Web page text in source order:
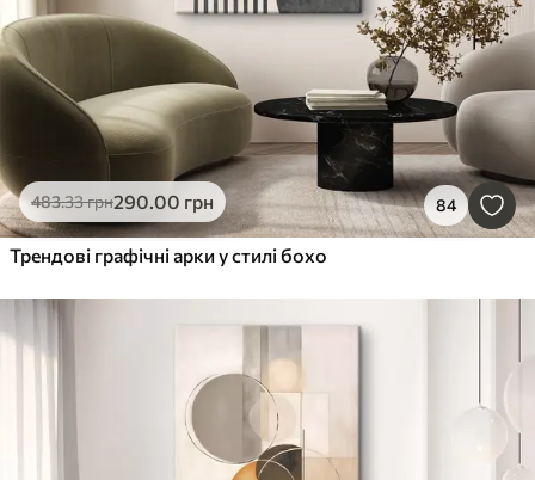
483.33грн290.00 грн 84
Трендові графічні арки у стилі бохо